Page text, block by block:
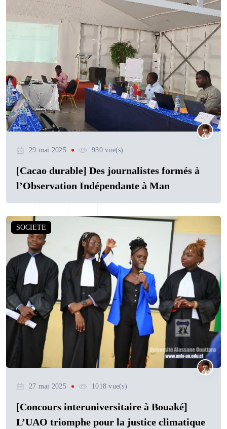
29 mai 2025 930 vue(s)
[Cacao durable] Des journalistes formés à
l’Observation Indépendante à Man
SOCIETE
27 mai 2025 1018 vue(s)
[Concours interuniversitaire à Bouaké]
L’UAO triomphe pour la justice climatique